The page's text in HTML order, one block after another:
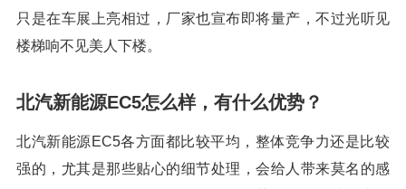
只是在车展上亮相过，厂家也宣布即将量产，不过光听见
楼梯响不见美人下楼。
北汽新能源EC5怎么样，有什么优势？
北汽新能源EC5各方面都比较平均，整体竞争力还是比较
强的，尤其是那些贴心的细节处理，会给人带来莫名的感